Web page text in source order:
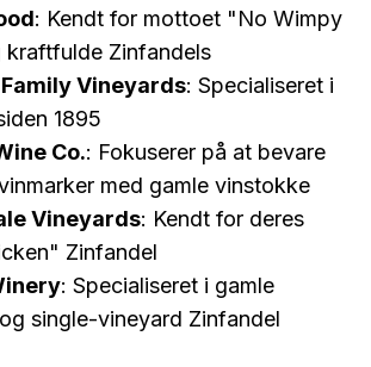
: Kendt for mottoet "No Wimpy
Zinfandels
Vineyards: Specialiseret i
1895
Co.: Fokuserer på at bevare
med gamle vinstokke
Vineyards: Kendt for deres
Zinfandel
: Specialiseret i gamle
single-vineyard Zinfandel